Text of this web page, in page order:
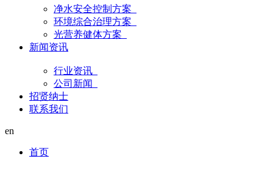
净水安全控制方案
环境综合治理方案
光营养健体方案
新闻资讯
行业资讯
公司新闻
招贤纳士
联系我们
en
首页